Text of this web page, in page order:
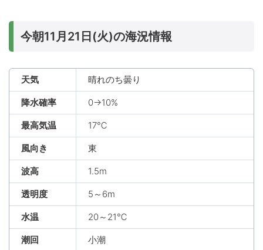
今朝11月21日(火)の海況情報
天気 晴れのち曇り
降水確率 0→10%
最高気温 17℃
風向き 東
波高 1.5m
透明度 5～6m
水温 20～21℃
潮回 小潮